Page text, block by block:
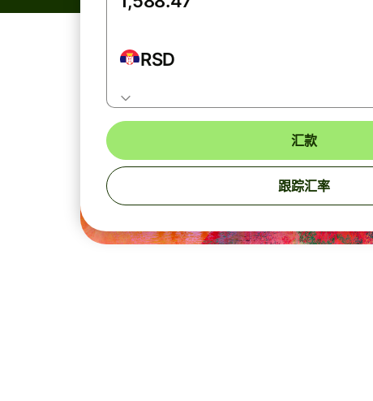
RSD
汇款
跟踪汇率